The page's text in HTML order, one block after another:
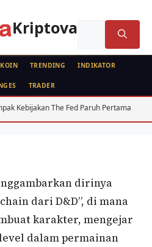
Kriptova
KOIN TRENDING INDIKATOR
TRADER
The Fed Paruh Pertama
dirinya
dari D&D”, di mana
karakter, mengejar
dalam permainan